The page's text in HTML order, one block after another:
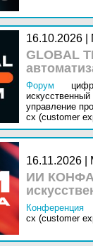
16.10.2026 |
GLOBAL
Форум
искусственный
управление
cx (customer
16.11.2026 |
ИИ КОНФА
Конференция
cx (customer